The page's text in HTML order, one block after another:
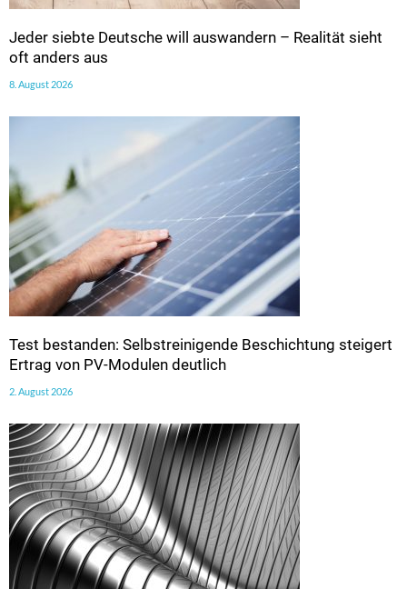
Jeder siebte Deutsche will auswandern – Realität sieht
oft anders aus
8. August 2026
Test bestanden: Selbstreinigende Beschichtung steigert
Ertrag von PV-Modulen deutlich
2. August 2026